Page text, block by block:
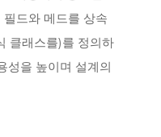
드와 메드를 상속
클래스를)를 정의하
성을 높이며 설계의